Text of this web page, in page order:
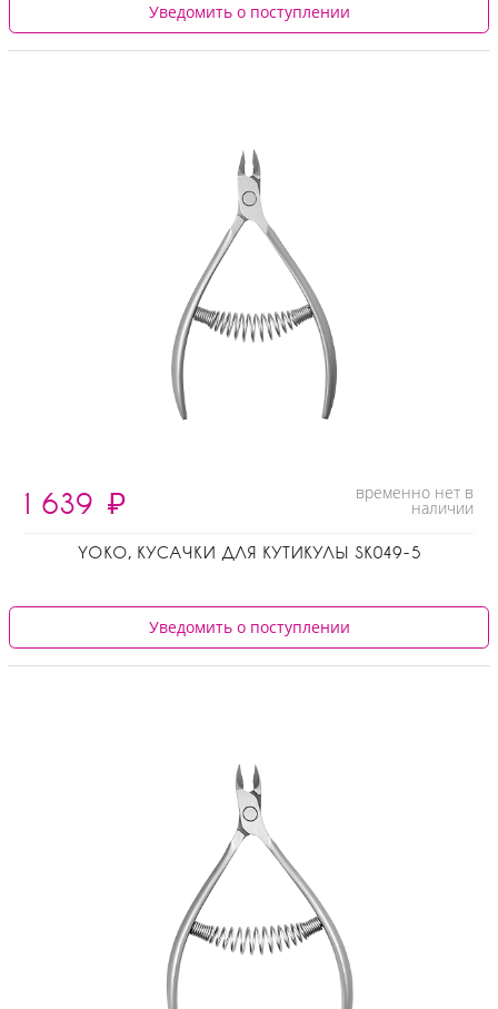
Уведомить о поступлении
1 639 ₽ временно нет в
наличии
YOKO, КУСАЧКИ ДЛЯ КУТИКУЛЫ SK049-5
Уведомить о поступлении